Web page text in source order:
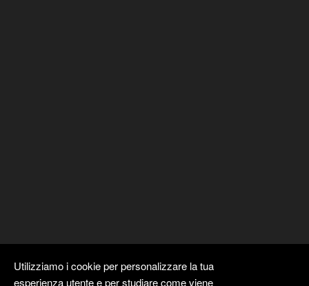
Utilizziamo i cookie per personalizzare la tua
esperienza utente e per studiare come viene